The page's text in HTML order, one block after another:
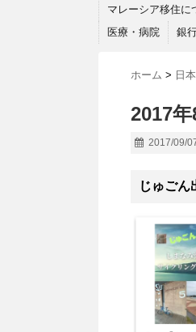
マレーシア移住に
医療・病院
銀
ホーム > 日本
2017
2017/09/
じゅごん